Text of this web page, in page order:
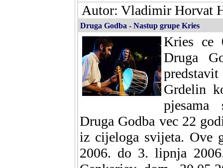
Autor: Vladimir Horvat
Druga Godba - Nastup grupe Kries
Kries ce
Druga
Grdelin
pjesama
Druga Godba vec 22
iz cijeloga svijeta. Ove
2006. do 3. lipnja